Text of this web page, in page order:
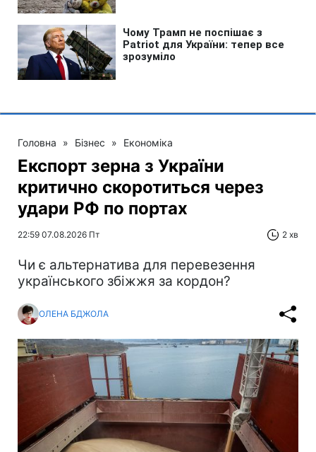
Головна » Бізнес » Економіка
Експорт зерна з України
критично скоротиться через
удари РФ по портах
22:59 07.08.2026 Пт 2 хв
Чи є альтернатива для перевезення
українського збіжжя за кордон?
ОЛЕНА БДЖОЛА